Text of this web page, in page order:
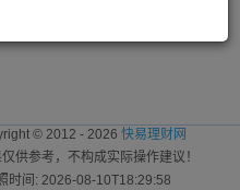
© 2012 - 2026 快易理财网
供参考，不构成实际操作建议！
时间: 2026-08-10T18:29:58